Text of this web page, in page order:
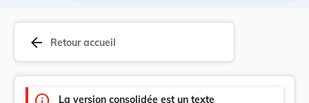
arrow_back Retour accueil
La version consolidée est un texte